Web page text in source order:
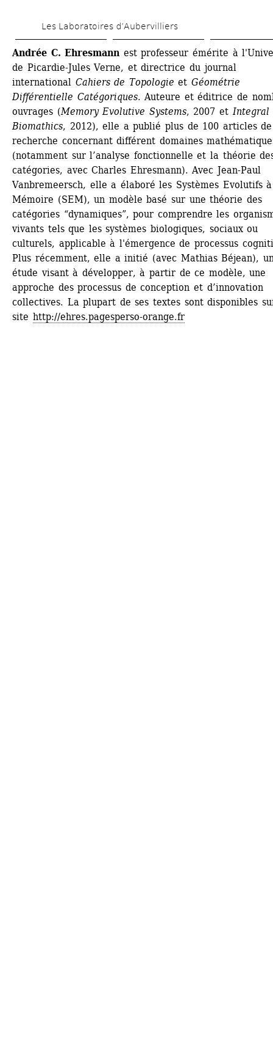
au
contenu
principal
Les Laboratoires d’Aubervilliers
Andrée C. Ehresmannest professeur émérite à
de Picardie-Jules Verne, et directrice du journal
international Cahiers de Topologie et Géométrie
Différentielle Catégoriques. Auteure et éditrice de
ouvrages (Memory Evolutive Systems, 2007 et Integral
Biomathics, 2012), elle a publié plus de 100 articles de
recherche concernant différent domaines
(notamment sur l’analyse fonctionnelle et la théorie
catégories, avec Charles Ehresmann). Avec Jean-Paul
Vanbremeersch, elle a élaboré les Systèmes Evolutifs à
Mémoire (SEM), un modèle basé sur une théorie des
catégories “dynamiques”, pour comprendre les
vivants tels que les systèmes biologiques, sociaux ou
culturels, applicable à l'émergence de processus
Plus récemment, elle a initié (avec Mathias Béjean),
étude visant à développer, à partir de ce modèle, une
approche des processus de conception et d’innovation
collectives. La plupart de ses textes sont disponibles
site http://ehres.pagesperso-orange.fr